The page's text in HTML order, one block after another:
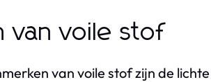
van voile stof
van voile stof zijn de